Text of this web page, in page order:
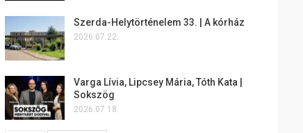
Szerda-Helytörténelem 33. | A kórház
2026.07.22.
Varga Lívia, Lipcsey Mária, Tóth Kata |
Sokszög
2026.07.18.